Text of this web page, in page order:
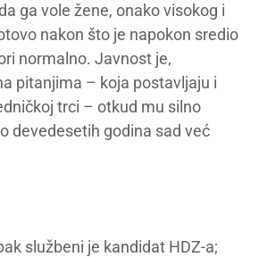
ga vole žene, onako visokog i
nakon što je napokon sredio
normalno. Javnost je,
pitanjima – koja postavljaju i
trci – otkud mu silno
devedesetih godina sad već
službeni je kandidat HDZ-a;